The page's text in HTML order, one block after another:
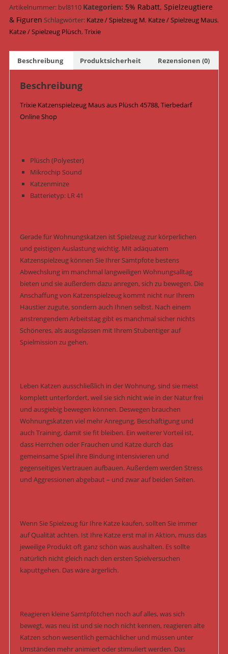
15
cm
45788
Grau
Menge
Artikelnummer: bvl8110 Kategorien: 5% Rabatt, Spielzeugtiere
& Figuren Schlagwörter: Katze / Spielzeug M, Katze / Spielzeug Maus,
Katze / Spielzeug Plüsch,Trixie
Beschreibung Produktsicherheit Rezensionen (0)
Beschreibung
Trixie Katzenspielzeug Maus aus Plüsch 45788, Tierbedarf
Online Shop
Plüsch (Polyester)
Mikrochip Sound
Katzenminze
Batterietyp: LR 41
Gerade für Wohnungskatzen ist Spielzeug zur körperlichen
und geistigen Auslastung wichtig. Mit adäquatem
Katzenspielzeug können Sie Ihrer Samtpfote bestens
Abwechslung im manchmal langweiligen Wohnungsalltag
bieten und sie außerdem dazu anregen, sich zu bewegen. Die
Anschaffung von Katzenspielzeug kommt nicht nur Ihrem
Haustier zugute, sondern auch Ihnen selbst. Nach einem
anstrengendem Arbeitstag gibt es manchmal sicher nichts
Schöneres, als ausgelassen mit Ihrem Stubentiger auf
Spielmission zu gehen.
Leben Katzen ausschließlich in der Wohnung, sind sie meist
komplett unterfordert, weil sie sich nicht wie in der Natur frei
und ausgiebig bewegen können. Deswegen brauchen
Wohnungskatzen viel mehr Anregung, Beschäftigung und
auch Training, damit sie fit bleiben. Ein weiterer Vorteil ist,
dass Herrchen oder Frauchen und Katze durch das
gemeinsame Spiel ihre Bindung intensivieren und
gegenseitiges Vertrauen aufbauen. Außerdem werden Stress
und Aggressionen abgebaut – und zwar auf beiden Seiten.
Wenn Sie Spielzeug für Ihre Katze kaufen, sollten Sie immer
auf Qualität achten. Ist Ihre Katze erst mal in Aktion, muss das
jeweilige Produkt oft ganz schön was aushalten. Es sollte
natürlich nicht gleich nach den ersten Spielversuchen
kaputtgehen. Das wäre ärgerlich.
Reagieren kleine Samtpfötchen noch auf alles, was sich
bewegt, was neu ist und sie noch nicht kennen, reagieren alte
Katzen schon wesentlich gemächlicher und müssen unter
Umständen mehr animiert oder stimuliert werden. Das